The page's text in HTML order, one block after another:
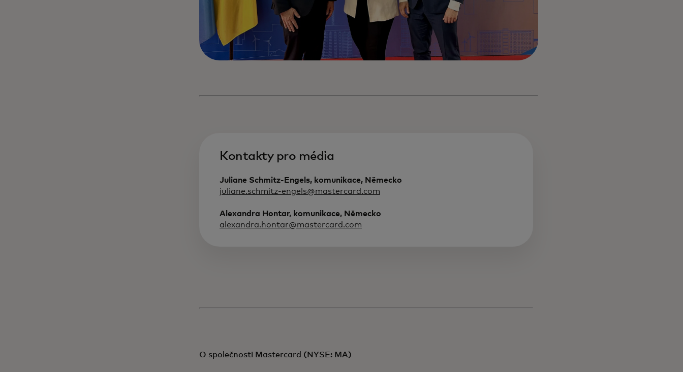
Kontakty pro média
Juliane Schmitz-Engels, komunikace, Německo
juliane.schmitz-engels@mastercard.com
Alexandra Hontar, komunikace, Německo
alexandra.hontar@mastercard.com
O společnosti Mastercard (NYSE: MA)